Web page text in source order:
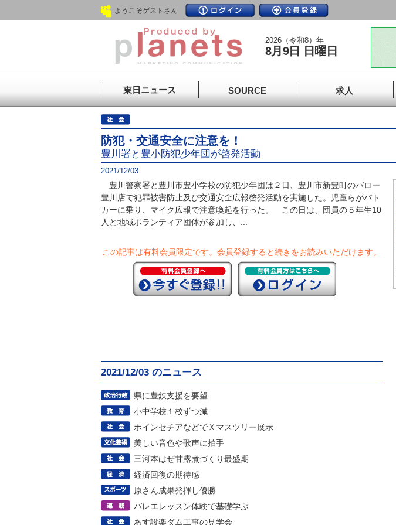
ようこそゲストさん
2026（令和8）年
8月9日 日曜日
東日ニュース SOURCE 求人
防犯・交通安全に注意を！
豊川署と豊小防犯少年団が啓発活動
2021/12/03
豊川警察署と豊川市豊小学校の防犯少年団は２日、豊川市新豊町のバロー
豊川店で犯罪被害防止及び交通安全広報啓発活動を実施した。児童らがパト
カーに乗り、マイク広報で注意喚起を行った。 この日は、団員の５年生10
人と地域ボランティア団体が参加し、...
この記事は有料会員限定です。 会員登録すると続きをお読みいただけます。
2021/12/03 のニュース
県に豊鉄支援を要望
小中学校１校ずつ減
ポインセチアなどでＸマスツリー展示
美しい音色や歌声に拍手
三河本はぜ甘露煮づくり最盛期
経済回復の期待感
原さん成果発揮し優勝
バレエレッスン体験で基礎学ぶ
あす設楽ダム工事の見学会